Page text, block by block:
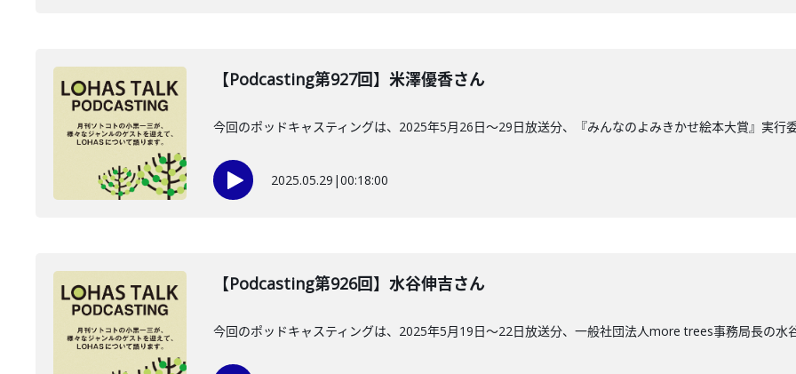
【Podcasting第927回】米澤優香さん
今回のポッドキャスティングは、2025年5月26日〜29日放送分、『みんなのよみきかせ絵本大賞』実行
2025.05.29 |00:18:00
【Podcasting第926回】水谷伸吉さん
今回のポッドキャスティングは、2025年5月19日〜22日放送分、一般社団法人more trees事務局長の水谷